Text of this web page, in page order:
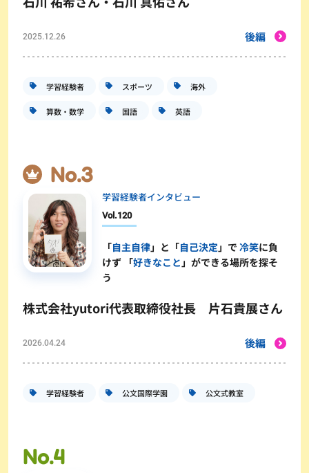
2025.12.26 後編
学習経験者 スポーツ 海外
算数・数学 国語 英語
学習経験者インタビュー
Vol.120
「自主自律」と「自己決定」で冷笑に負
けず 「好きなこと」ができる場所を探そ
う
株式会社yutori代表取締役社長 片石貴展さん
2026.04.24 後編
学習経験者 公文国際学園 公文式教室